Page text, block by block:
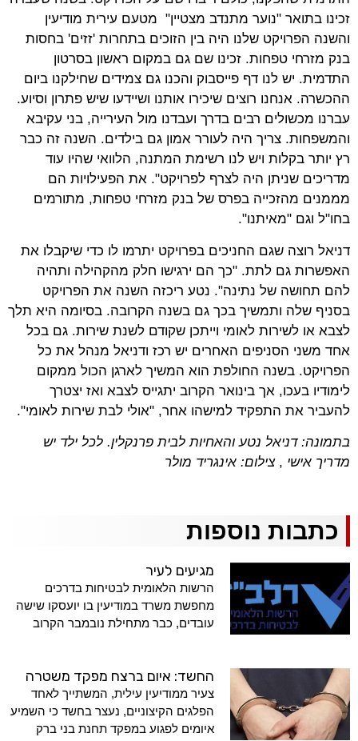
זכינו בתואר "נוער מתנדב מצטיין" מטעם עירית מודיעין
והשנה הפרויקט שלנו היה בין הזוכים בתחרות 'זזים' בחסות
בנק מזרחי טפחות. זכינו שם גם במקום ראשון בסרטון
התדמית. יש לנו דף פייסבוק והכנו גם צמידים שחילקנו ביום
ההכשרה. אנחנו רוצים שיכירו אותנו ושיידעו שיש פתרון וסיוע.
עברנו מכשולים רבים בדרך ועבדנו מול העירייה, בני עקיבא
והמשפחות. צריך היה לעורר אמון גם בילדים. השנה זה כבר
רץ יותר בקלות ויש לנו רשימת המתנה, הלוואי שהיו עוד
מדריכים שניתן היה לצרף לפרויקט". את הפעילויות הם
מממנים מהזכייה בפרס של בנק מזרחי טפחות, מתורמים
בחו"ל וגם "מאיתנו".
דניאל רוצה שגם החניכים בפרויקט יתרמו לו כדי שיקבלו את
האפשרות גם לתת. "כך הם ירגישו חלק מהקהילה ותהיה
להם תחושה של נתינה". נטע ריכזה השנה את הפרויקט
בסניף שלה ותמשיך בכך גם בשנה הקרובה. בסיומה היא תלך
לצבא או לשירות לאומי וייתכן שקודם לשנת שירות. גם בכל
אחד משני הסניפים האחרים יש רכז ודניאל מנהל את כל
הפרויקט. בשנה החולפת הוא המשיך לארגן הכול ממקום
לימודיו בעכו, אך בינואר הקרוב יתגייס לצבא ואז יצטרך
להעביר את התפקיד למישהו אחר, "אולי לבת שירות לאומי".
בתמונה: דניאל נטע והאחיות לבית פרנקלין. לכל ילד יש
מדריך אישי , צילום: אינגריד מולר
כתבות נוספות
מגיעים לעיר
הרשות הלאומית לבטיחות בדרכים
מחפשת משרד במודיעין בו יועסקו שישה
עובדים, כבר מתחילת נובמבר הקרוב
החשד: איום ברצח מפקד משטרה
צעיר ממודיעין עילית, המשתייך לאחד
הפלגים הקיצוניים, נעצר בחשד כי השמיע
איומים לפגוע במפקד תחנת בני ברק